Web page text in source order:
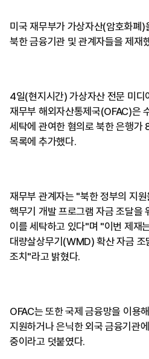
미국 재무부가 가상자산(암호화폐
북한 금융기관 및 관계자들을 제재
4일(현지시간) 가상자산 전문 미디
재무부 해외자산통제국(OFAC)은
세탁에 관여한 혐의로 북한 은행가
목록에 추가했다.
재무부 관계자는 "북한 정부의 지원
핵무기 개발 프로그램 자금 조달을
이를 세탁하고 있다"며 "이번 제재
대량살상무기(WMD) 확산 자금 조
조치"라고 밝혔다.
OFAC는 또한 국제 금융망을 이용
지원하거나 은닉한 외국 금융기관
중이라고 덧붙였다.